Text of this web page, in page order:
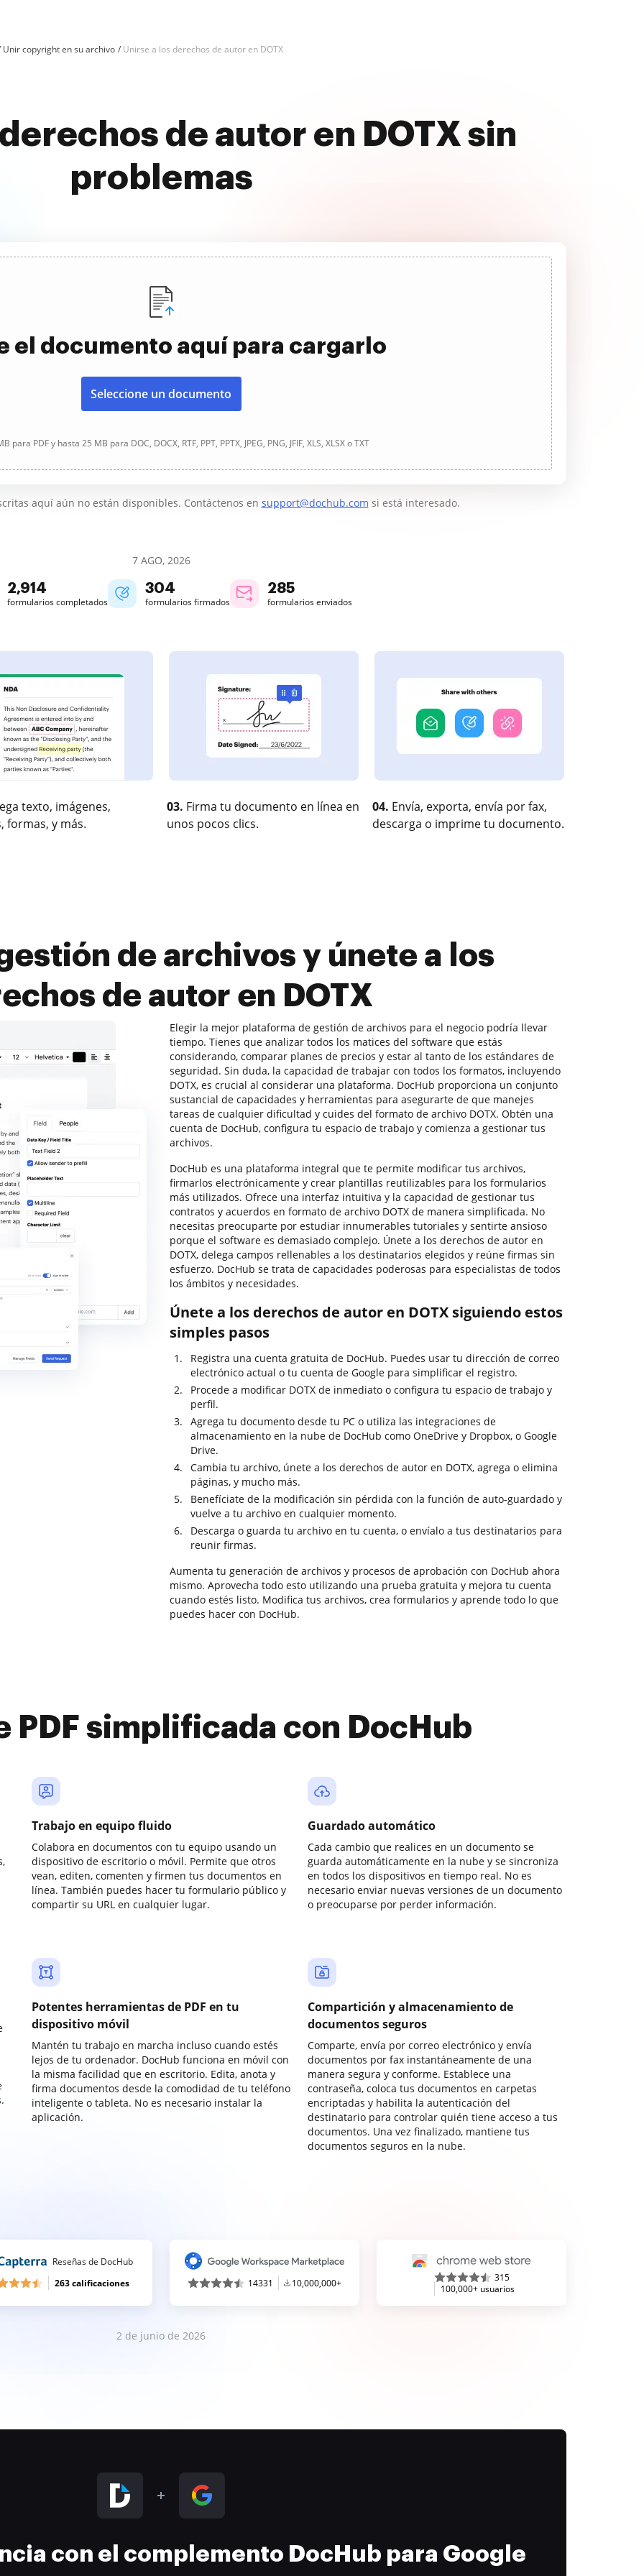
Unir copyright en su archivo Unirse a los derechos de autor en DOTX
de autor en DOTX sin
problemas
el documento aquí para cargarlo
Seleccione un documento
para PDF y hasta 25 MB para DOC, DOCX, RTF, PPT, PPTX, JPEG, PNG, JFIF, XLS, XLSX o TXT
aquí aún no están disponibles. Contáctenos en support@dochub.com si está interesado.
7 AGO, 2026
2,914
formularios completados
304
formularios firmados
285
formularios enviados
texto, imágenes,
formas, y más.
03. Firma tu documento en línea en
unos pocos clics.
04. Envía, exporta, envía por fax,
descarga o imprime tu documento.
de archivos y únete a los
de autor en DOTX
Elegir la mejor plataforma de gestión de archivos para el negocio podría llevar
tiempo. Tienes que analizar todos los matices del software que estás
considerando, comparar planes de precios y estar al tanto de los estándares de
seguridad. Sin duda, la capacidad de trabajar con todos los formatos, incluyendo
DOTX, es crucial al considerar una plataforma. DocHub proporciona un conjunto
sustancial de capacidades y herramientas para asegurarte de que manejes
tareas de cualquier dificultad y cuides del formato de archivo DOTX. Obtén una
cuenta de DocHub, configura tu espacio de trabajo y comienza a gestionar tus
archivos.
DocHub es una plataforma integral que te permite modificar tus archivos,
firmarlos electrónicamente y crear plantillas reutilizables para los formularios
más utilizados. Ofrece una interfaz intuitiva y la capacidad de gestionar tus
contratos y acuerdos en formato de archivo DOTX de manera simplificada. No
necesitas preocuparte por estudiar innumerables tutoriales y sentirte ansioso
porque el software es demasiado complejo. Únete a los derechos de autor en
DOTX, delega campos rellenables a los destinatarios elegidos y reúne firmas sin
esfuerzo. DocHub se trata de capacidades poderosas para especialistas de todos
los ámbitos y necesidades.
Únete a los derechos de autor en DOTX siguiendo estos
simples pasos
Registra una cuenta gratuita de DocHub. Puedes usar tu dirección de correo
electrónico actual o tu cuenta de Google para simplificar el registro.
Procede a modificar DOTX de inmediato o configura tu espacio de trabajo y
perfil.
Agrega tu documento desde tu PC o utiliza las integraciones de
almacenamiento en la nube de DocHub como OneDrive y Dropbox, o Google
Drive.
Cambia tu archivo, únete a los derechos de autor en DOTX, agrega o elimina
páginas, y mucho más.
Benefíciate de la modificación sin pérdida con la función de auto-guardado y
vuelve a tu archivo en cualquier momento.
Descarga o guarda tu archivo en tu cuenta, o envíalo a tus destinatarios para
reunir firmas.
Aumenta tu generación de archivos y procesos de aprobación con DocHub ahora
mismo. Aprovecha todo esto utilizando una prueba gratuita y mejora tu cuenta
cuando estés listo. Modifica tus archivos, crea formularios y aprende todo lo que
puedes hacer con DocHub.
PDF simplificada con DocHub
Trabajo en equipo fluido
Colabora en documentos con tu equipo usando un
dispositivo de escritorio o móvil. Permite que otros
vean, editen, comenten y firmen tus documentos en
línea. También puedes hacer tu formulario público y
compartir su URL en cualquier lugar.
Guardado automático
Cada cambio que realices en un documento se
guarda automáticamente en la nube y se sincroniza
en todos los dispositivos en tiempo real. No es
necesario enviar nuevas versiones de un documento
o preocuparse por perder información.
Potentes herramientas de PDF en tu
dispositivo móvil
Mantén tu trabajo en marcha incluso cuando estés
lejos de tu ordenador. DocHub funciona en móvil con
la misma facilidad que en escritorio. Edita, anota y
firma documentos desde la comodidad de tu teléfono
inteligente o tableta. No es necesario instalar la
aplicación.
Compartición y almacenamiento de
documentos seguros
Comparte, envía por correo electrónico y envía
documentos por fax instantáneamente de una
manera segura y conforme. Establece una
contraseña, coloca tus documentos en carpetas
encriptadas y habilita la autenticación del
destinatario para controlar quién tiene acceso a tus
documentos. Una vez finalizado, mantiene tus
documentos seguros en la nube.
Reseñas de DocHub
263 calificaciones
14331 10,000,000+
315
100,000+ usuarios
2 de junio de 2026
con el complemento DocHub para Google